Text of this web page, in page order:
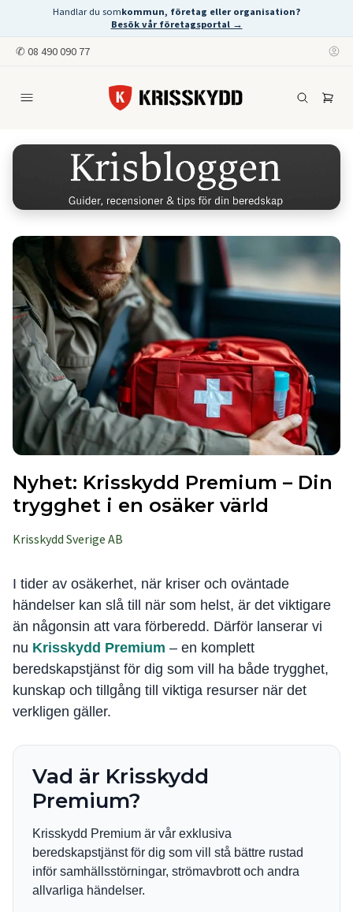
Handlar du somkommun, företag eller organisation?
Besök vår företagsportal →
✆ 08 490 090 77
Nyhet: Krisskydd Premium – Din
trygghet i en osäker värld
Krisskydd Sverige AB
I tider av osäkerhet, när kriser och oväntade
händelser kan slå till när som helst, är det viktigare
än någonsin att vara förberedd. Därför lanserar vi
nu Krisskydd Premium – en komplett
beredskapstjänst för dig som vill ha både trygghet,
kunskap och tillgång till viktiga resurser när det
verkligen gäller.
Vad är Krisskydd
Premium?
Krisskydd Premium är vår exklusiva
beredskapstjänst för dig som vill stå bättre rustad
inför samhällsstörningar, strömavbrott och andra
allvarliga händelser.